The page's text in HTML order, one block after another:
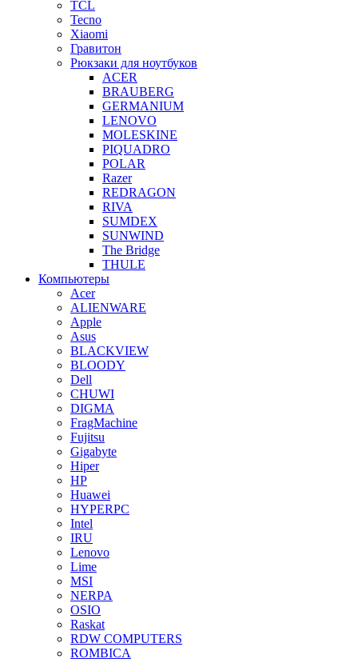
TCL
Tecno
Xiaomi
Гравитон
Рюкзаки для ноутбуков
ACER
BRAUBERG
GERMANIUM
LENOVO
MOLESKINE
PIQUADRO
POLAR
Razer
REDRAGON
RIVA
SUMDEX
SUNWIND
The Bridge
THULE
Компьютеры
Acer
ALIENWARE
Apple
Asus
BLACKVIEW
BLOODY
Dell
CHUWI
DIGMA
FragMachine
Fujitsu
Gigabyte
Hiper
HP
Huawei
HYPERPC
Intel
IRU
Lenovo
Lime
MSI
NERPA
OSIO
Raskat
RDW COMPUTERS
ROMBICA